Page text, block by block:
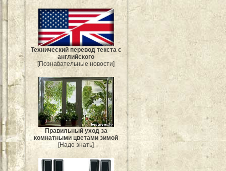
Технический перевод текста с
английского
[Познавательные новости]
Правильный уход за
комнатными цветами зимой
[Надо знать]